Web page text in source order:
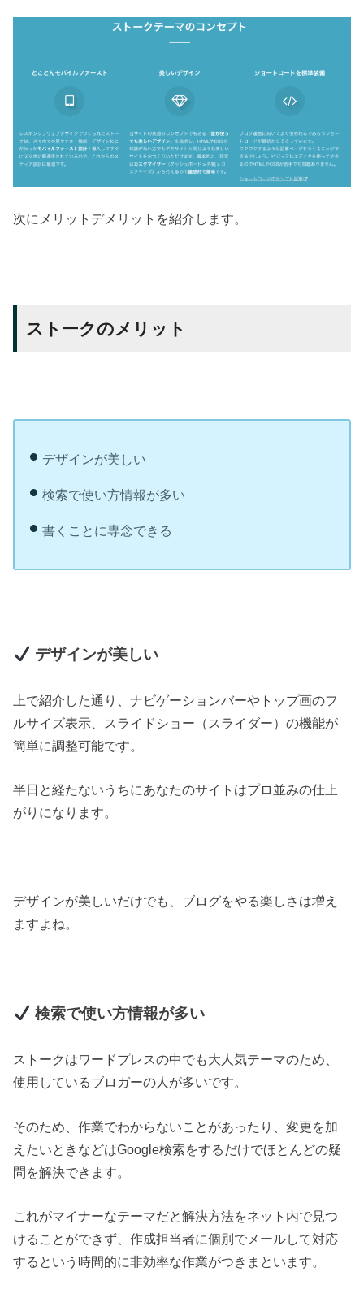
次にメリットデメリットを紹介します。
ストークのメリット
デザインが美しい
検索で使い方情報が多い
書くことに専念できる
デザインが美しい
上で紹介した通り、ナビゲーションバーやトップ画のフ
ルサイズ表示、スライドショー（スライダー）の機能が
簡単に調整可能です。
半日と経たないうちにあなたのサイトはプロ並みの仕上
がりになります。
デザインが美しいだけでも、ブログをやる楽しさは増え
ますよね。
検索で使い方情報が多い
ストークはワードプレスの中でも大人気テーマのため、
使用しているブロガーの人が多いです。
そのため、作業でわからないことがあったり、変更を加
えたいときなどはGoogle検索をするだけでほとんどの疑
問を解決できます。
これがマイナーなテーマだと解決方法をネット内で見つ
けることができず、作成担当者に個別でメールして対応
するという時間的に非効率な作業がつきまといます。